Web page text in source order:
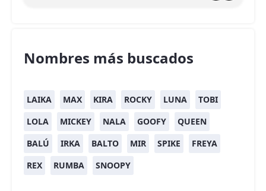
Nombres más buscados
LAIKA MAX KIRA ROCKY LUNA
TOBI
LOLA
MICKEY NALA GOOFY
QUEEN
BALÚ
IRKA BALTO MIR SPIKE
FREYA
REX
RUMBA SNOOPY